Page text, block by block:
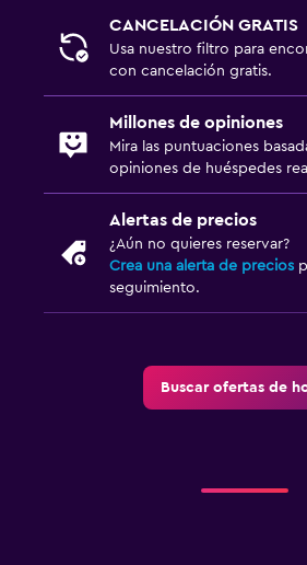
CANCELACIÓN GRATIS
Usa nuestro filtro para
con cancelación gratis.
Millones de opiniones
Mira las puntuaciones
opiniones de huéspedes
Alertas de precios
¿Aún no quieres reservar?
Crea una alerta de precios
seguimiento.
Buscar ofertas de